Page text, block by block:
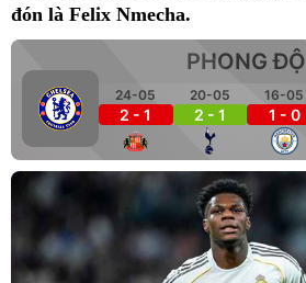
đón là Felix Nmecha.
PHONG ĐỘ
24-05
2 - 1
20-05
2 - 1
16-05
1 - 0